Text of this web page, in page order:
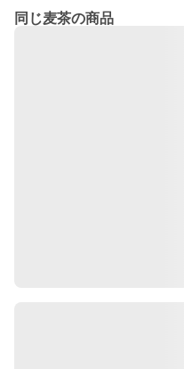
同じ麦茶の商品